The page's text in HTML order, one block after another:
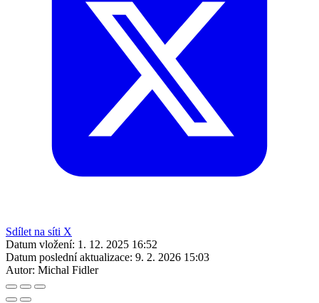
Sdílet na síti X
Datum vložení: 1. 12. 2025 16:52
Datum poslední aktualizace: 9. 2. 2026 15:03
Autor: Michal Fidler